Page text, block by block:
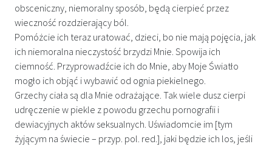
obsceniczny, niemoralny sposób, będą cierpieć przez
wieczność rozdzierający ból.
Pomóżcie ich teraz uratować, dzieci, bo nie mają pojęcia, jak
ich niemoralna nieczystość brzydzi Mnie. Spowija ich
ciemność. Przyprowadźcie ich do Mnie, aby Moje Światło
mogło ich objąć i wybawić od ognia piekielnego.
Grzechy ciała są dla Mnie odrażające. Tak wiele dusz cierpi
udręczenie w piekle z powodu grzechu pornografii i
dewiacyjnych aktów seksualnych. Uświadomcie im [tym
żyjącym na świecie – przyp. pol. red.], jaki będzie ich los, jeśli